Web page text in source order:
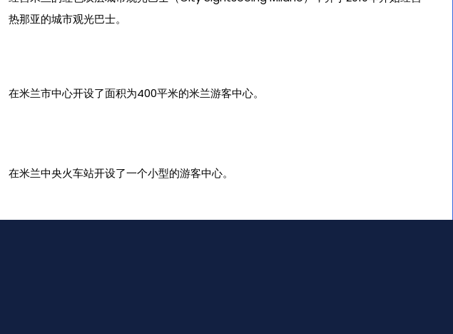
热那亚的城市观光巴士。
在米兰市中心开设了面积为400平米的米兰游客中心。
在米兰中央火车站开设了一个小型的游客中心。